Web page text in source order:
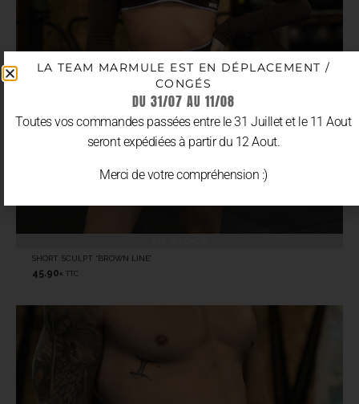
SHORT SCULPT “BROWN LINE”
45.90 € TTC
LA TEAM MARMULE EST EN DÉPLACEMENT /
CONGÉS
DU 31/07 AU 11/08
Toutes vos commandes passées entre le 31 Juillet et le 11 Aout
seront expédiées à partir du 12 Aout.
Merci de votre compréhension :)